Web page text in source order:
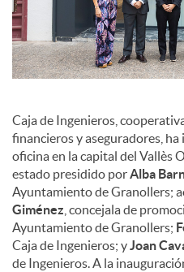
Caja de Ingenieros,
financieros y aseguradores,
oficina en la capital del Vallès
estado presidido porAlba
Ayuntamiento de Granollers;
Giménez , concejala de
Ayuntamiento de Granollers;
Caja de Ingenieros; yJoan
de Ingenieros. A la